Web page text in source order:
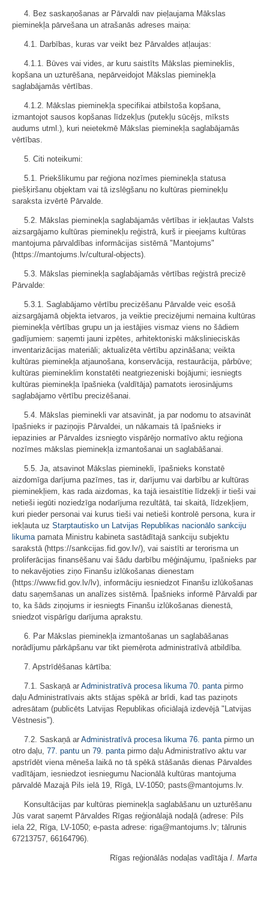
4. Bez saskaņošanas ar Pārvaldi nav pieļaujama Mākslas
pieminekļa pārvešana un atrašanās adreses maiņa:
4.1. Darbības, kuras var veikt bez Pārvaldes atļaujas:
4.1.1. Būves vai vides, ar kuru saistīts Mākslas piemineklis,
kopšana un uzturēšana, nepārveidojot Mākslas pieminekļa
saglabājamās vērtības.
4.1.2. Mākslas pieminekļa specifikai atbilstoša kopšana,
izmantojot sausos kopšanas līdzekļus (putekļu sūcējs, mīksts
audums utml.), kuri neietekmē Mākslas pieminekļa saglabājamās
vērtības.
5. Citi noteikumi:
5.1. Priekšlikumu par reģiona nozīmes pieminekļa statusa
piešķiršanu objektam vai tā izslēgšanu no kultūras pieminekļu
saraksta izvērtē Pārvalde.
5.2. Mākslas pieminekļa saglabājamās vērtības ir iekļautas Valsts
aizsargājamo kultūras pieminekļu reģistrā, kurš ir pieejams kultūras
mantojuma pārvaldības informācijas sistēmā "Mantojums"
(https://mantojums.lv/cultural-objects).
5.3. Mākslas pieminekļa saglabājamās vērtības reģistrā precizē
Pārvalde:
5.3.1. Saglabājamo vērtību precizēšanu Pārvalde veic esošā
aizsargājamā objekta ietvaros, ja veiktie precizējumi nemaina kultūras
pieminekļa vērtības grupu un ja iestājies vismaz viens no šādiem
gadījumiem: saņemti jauni izpētes, arhitektoniski mākslinieciskās
inventarizācijas materiāli; aktualizēta vērtību apzināšana; veikta
kultūras pieminekļa atjaunošana, konservācija, restaurācija, pārbūve;
kultūras piemineklim konstatēti neatgriezeniski bojājumi; iesniegts
kultūras pieminekļa īpašnieka (valdītāja) pamatots ierosinājums
saglabājamo vērtību precizēšanai.
5.4. Mākslas pieminekli var atsavināt, ja par nodomu to atsavināt
īpašnieks ir paziņojis Pārvaldei, un nākamais tā īpašnieks ir
iepazinies ar Pārvaldes izsniegto vispārējo normatīvo aktu reģiona
nozīmes mākslas pieminekļa izmantošanai un saglabāšanai.
5.5. Ja, atsavinot Mākslas pieminekli, īpašnieks konstatē
aizdomīga darījuma pazīmes, tas ir, darījumu vai darbību ar kultūras
pieminekļiem, kas rada aizdomas, ka tajā iesaistītie līdzekļi ir tieši vai
netieši iegūti noziedzīga nodarījuma rezultātā, tai skaitā, līdzekļiem,
kuri pieder personai vai kurus tieši vai netieši kontrolē persona, kura ir
iekļauta uz Starptautisko un Latvijas Republikas nacionālo sankciju
likumapamata Ministru kabineta sastādītajā sankciju subjektu
sarakstā (https://sankcijas.fid.gov.lv/), vai saistīti ar terorisma un
proliferācijas finansēšanu vai šādu darbību mēģinājumu, īpašnieks par
to nekavējoties ziņo Finanšu izlūkošanas dienestam
(https://www.fid.gov.lv/lv), informāciju iesniedzot Finanšu izlūkošanas
datu saņemšanas un analīzes sistēmā. Īpašnieks informē Pārvaldi par
to, ka šāds ziņojums ir iesniegts Finanšu izlūkošanas dienestā,
sniedzot vispārīgu darījuma aprakstu.
6. Par Mākslas pieminekļa izmantošanas un saglabāšanas
norādījumu pārkāpšanu var tikt piemērota administratīvā atbildība.
7. Apstrīdēšanas kārtība:
7.1. Saskaņā ar Administratīvā procesa likuma 70. pantapirmo
daļu Administratīvais akts stājas spēkā ar brīdi, kad tas paziņots
adresātam (publicēts Latvijas Republikas oficiālajā izdevējā "Latvijas
Vēstnesis").
7.2. Saskaņā ar Administratīvā procesa likuma 76. pantapirmo un
otro daļu, 77. pantu un 79. pantapirmo daļu Administratīvo aktu var
apstrīdēt viena mēneša laikā no tā spēkā stāšanās dienas Pārvaldes
vadītājam, iesniedzot iesniegumu Nacionālā kultūras mantojuma
pārvaldē Mazajā Pils ielā 19, Rīgā, LV-1050; pasts@mantojums.lv.
Konsultācijas par kultūras pieminekļa saglabāšanu un uzturēšanu
Jūs varat saņemt Pārvaldes Rīgas reģionālajā nodaļā (adrese: Pils
iela 22, Rīga, LV-1050; e-pasta adrese: riga@mantojums.lv; tālrunis
67213757, 66164796).
Rīgas reģionālās nodaļas vadītāja I. Marta